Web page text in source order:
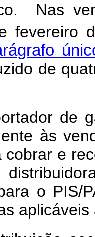
Nas
fevereiro
de
de
às
cobrar e
o PIS/